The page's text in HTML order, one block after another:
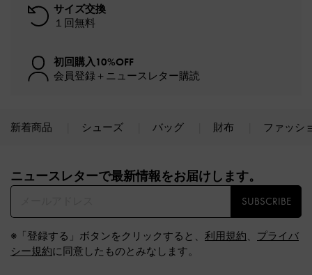
サイズ交換
１回無料
初回購入10%OFF
会員登録＋ニュースレター購読
新着商品 シューズ バッグ 財布 ファッシ
ニュースレターで最新情報をお届けします。​
SUBSCRIBE
※「登録する」ボタンをクリックすると、 利用規約、 プライバ
シー規約に同意したものとみなします。